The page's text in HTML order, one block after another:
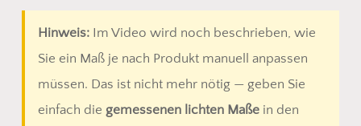
Hinweis:Im Video wird noch beschrieben, wie
Sie ein Maß je nach Produkt manuell anpassen
müssen. Das ist nicht mehr nötig — geben Sie
einfach die gemessenen lichten Maßein den